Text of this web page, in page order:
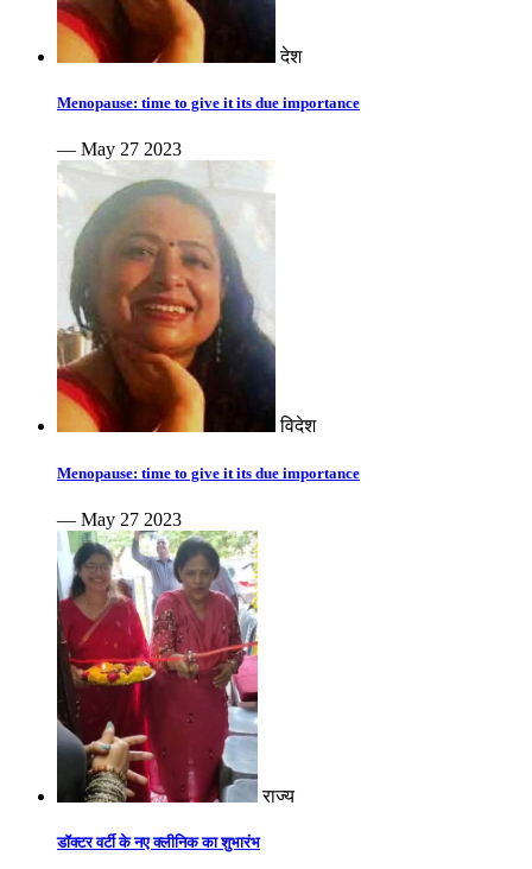
देश
Menopause: time to give it its due importance
— May 27 2023
विदेश
Menopause: time to give it its due importance
— May 27 2023
राज्य
डॉक्टर वर्टी के नए क्लीनिक का शुभारंभ